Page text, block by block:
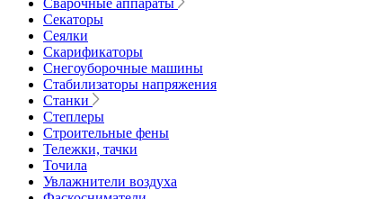
Сварочные аппараты
Секаторы
Сеялки
Скарификаторы
Снегоуборочные машины
Стабилизаторы напряжения
Станки
Степлеры
Строительные фены
Тележки, тачки
Точила
Увлажнители воздуха